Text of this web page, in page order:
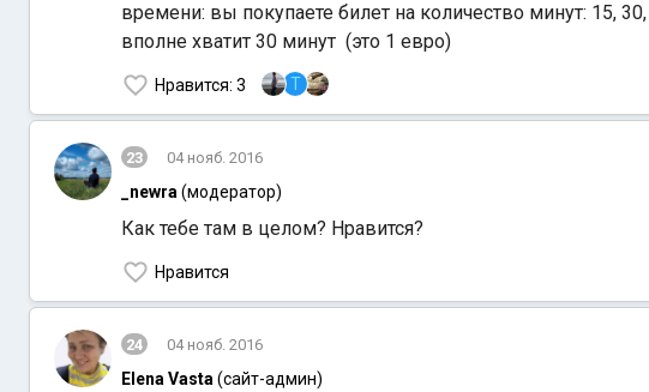
времени: вы покупаете билет на количество минут: 15,
вполне хватит 30 минут (это 1 евро)
Нравится: 3 T
23 04 нояб. 2016
_newra (модератор)
Как тебе там в целом? Нравится?
Нравится
24 04 нояб. 2016
Elena Vasta (сайт-админ)